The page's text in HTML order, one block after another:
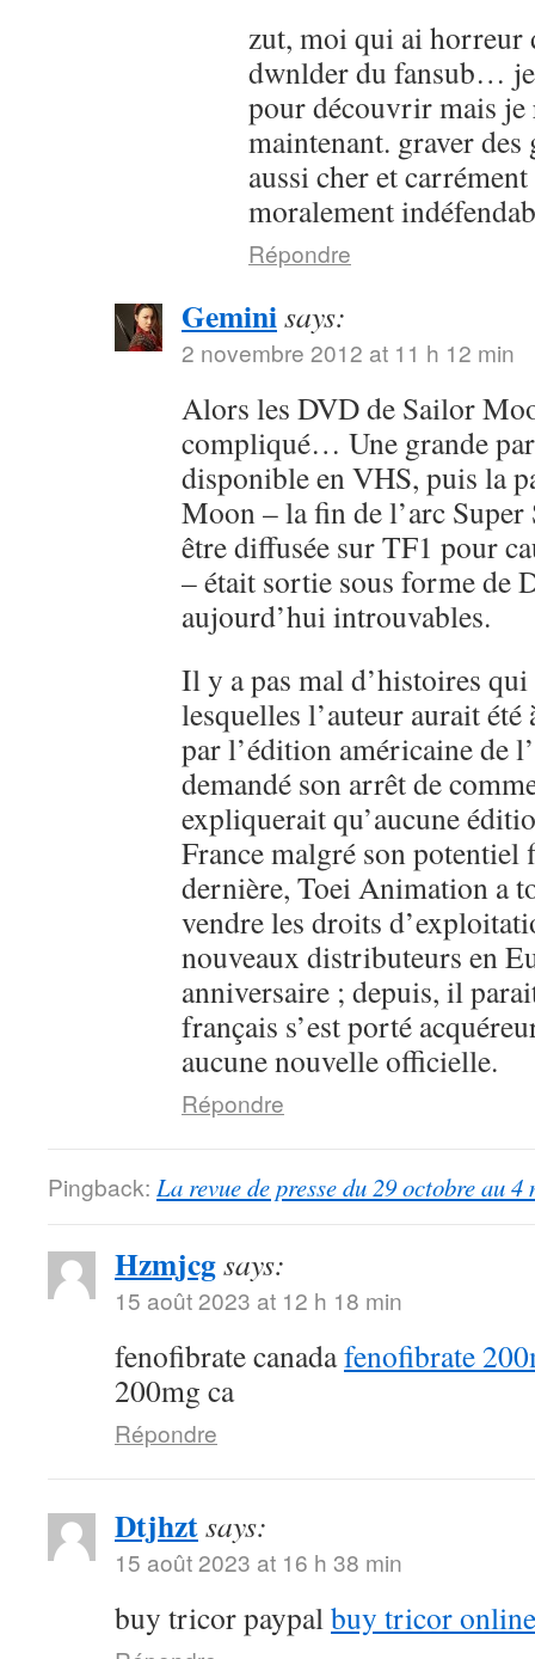
zut, moi qui ai horreur
dwnlder du fansub…
pour découvrir mais je
maintenant. graver des
aussi cher et
moralement
Répondre
Geminisays:
2 novembre 2012 at 11 h 12 min
Alors les DVD de Sailor
compliqué… Une grande
disponible en VHS, puis la
Moon – la fin de l’arc Super
être diffusée sur TF1 pour
– était sortie sous forme de
aujourd’hui introuvables.
Il y a pas mal d’histoires
lesquelles l’auteur aurait
par l’édition américaine de
demandé son arrêt de
expliquerait qu’aucune
France malgré son potentiel
dernière, Toei Animation a
vendre les droits
nouveaux distributeurs en
anniversaire ; depuis, il
français s’est porté
aucune nouvelle officielle.
Répondre
Pingback: La revue de presse du 29 octobre au
Hzmjcgsays:
15 août 2023 at 12 h 18 min
fenofibrate canadafenofibrate
200mg ca
Répondre
Dtjhztsays:
15 août 2023 at 16 h 38 min
buy tricor paypalbuy tricor online